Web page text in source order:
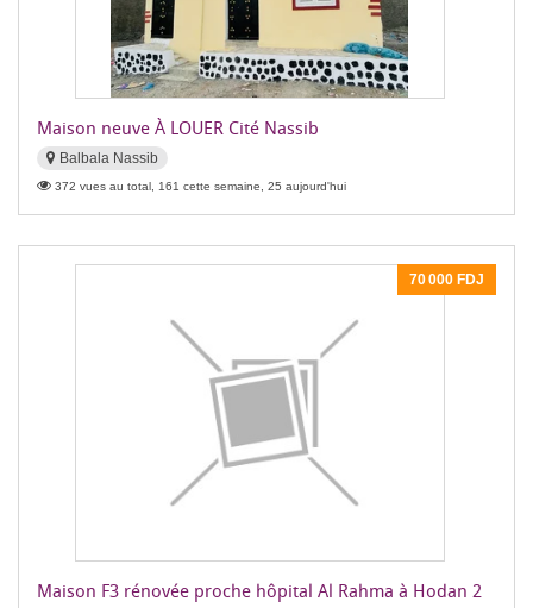
Maison neuve À LOUER Cité Nassib
Balbala Nassib
372 vues au total, 161 cette semaine, 25 aujourd'hui
70 000 FDJ
Maison F3 rénovée proche hôpital Al Rahma à Hodan 2